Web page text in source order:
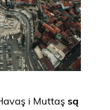
i Muttaş są